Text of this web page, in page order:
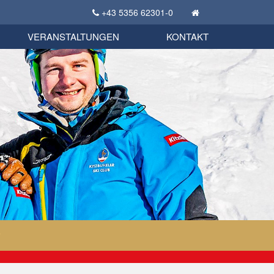
+43 5356 62301-0
KSC Sportgeschichte
Bekleidungsshop
VERANSTALTUNGEN KONTAKT